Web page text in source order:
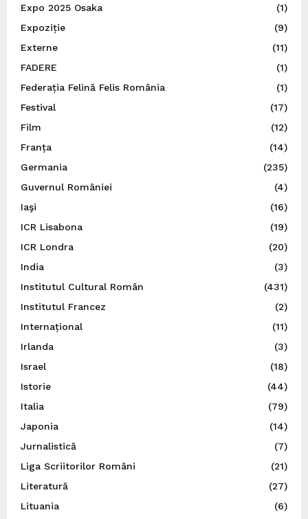
Expo 2025 Osaka
(1)
Expoziție
(9)
Externe
(11)
FADERE
(1)
Federația Felină Felis România
(1)
Festival
(17)
Film
(12)
Franța
(14)
Germania
(235)
Guvernul României
(4)
Iaşi
(16)
ICR Lisabona
(19)
ICR Londra
(20)
India
(3)
Institutul Cultural Român
(431)
Institutul Francez
(2)
Internațional
(11)
Irlanda
(3)
Israel
(18)
Istorie
(44)
Italia
(79)
Japonia
(14)
Jurnalistică
(7)
Liga Scriitorilor Români
(21)
Literatură
(27)
Lituania
(6)